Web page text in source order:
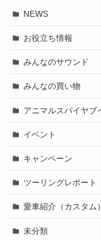
NEWS
お役立ち情報
みんなのサウンド
みんなの買い物
アニマルスパイヤブ
イベント
キャンペーン
ツーリングレポート
愛車紹介（カスタム）
未分類